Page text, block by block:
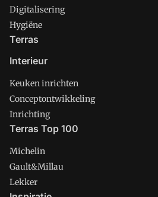
Digitalisering
Hygiëne
Terras
Interieur
Keuken inrichten
Conceptontwikkeling
Inrichting
Terras Top 100
Michelin
Gault&Millau
Lekker